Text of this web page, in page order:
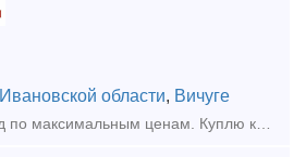
Ивановской области, Вичуге
Куплю кaбeль провод по максимальным ценам. Куплю кабель силовой, кабель контрольный, кабель гибкий шланговый, провод с хранения, невостребованный, неликвид, остатки, новый, оптом, Дорого.